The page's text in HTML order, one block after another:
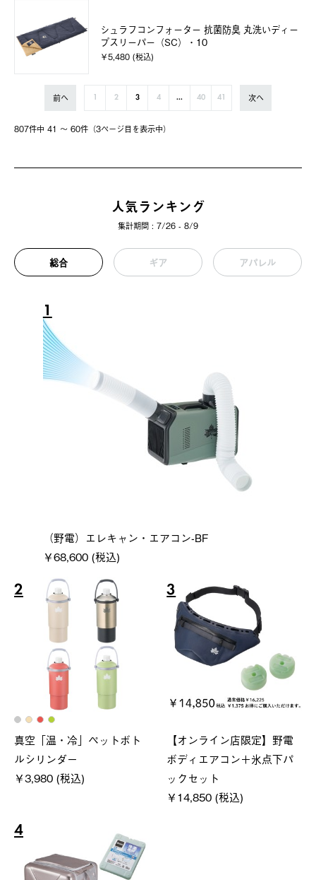
シュラフコンフォーター 抗菌防臭 丸洗いディー
プスリーパー（SC）・10
￥5,480 (税込)
807件中 41 〜 60件（3ページ⽬を表⽰中）
前へ 2 3 4 ... 40 41 次へ
人気ランキング
集計期間 : 7/26 - 8/9
総合 ギア アパレル
1
（野電）エレキャン・エアコン-BF
￥68,600 (税込)
2
真空「温・冷」ペットボト
ルシリンダー
￥3,980 (税込)
3
【オンライン店限定】野電
ボディエアコン＋氷点下パ
ックセット
￥14,850 (税込)
4